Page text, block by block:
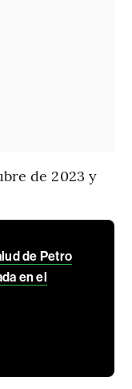
de 2023 y
de Petro
en el